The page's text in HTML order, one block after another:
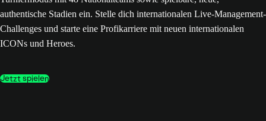
authentische Stadien ein. Stelle dich internationalen Live-Management-
Challenges und starte eine Profikarriere mit neuen internationalen
ICONs und Heroes.
Jetzt spielen